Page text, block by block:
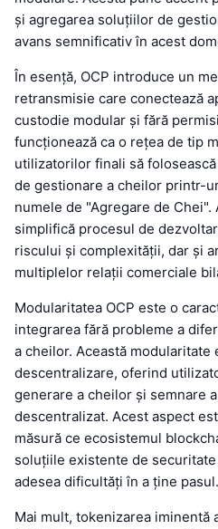
și agregarea soluțiilor de
avans semnificativ în acest
În esență, OCP introduce un
retransmisie care conectează
custodie modular și fără
funcționează ca o rețea de tip
utilizatorilor finali să
de gestionare a cheilor printr-
numele de "Agregare de
simplifică procesul de
riscului și complexității, dar și
multiplelor relații comerciale
Modularitatea OCP este o
integrarea fără probleme a
a cheilor. Această modularitate
descentralizare, oferind
generare a cheilor și semnare
descentralizat. Acest aspect
măsură ce ecosistemul
soluțiile existente de
adesea dificultăți în a ține pasul.
Mai mult, tokenizarea iminentă